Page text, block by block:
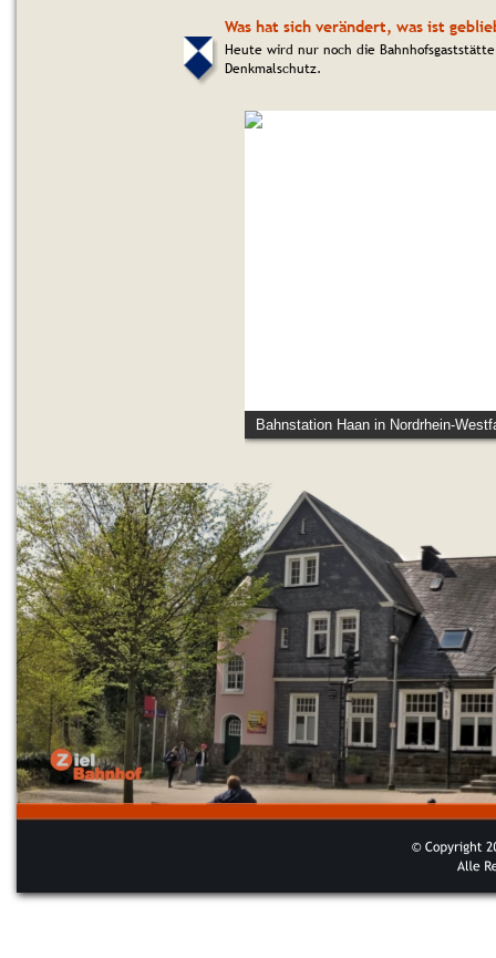
Was hat sich verändert, was ist
Heute wird nur noch die
Denkmalschutz.
Bahnstation Haan in Nordrhein-